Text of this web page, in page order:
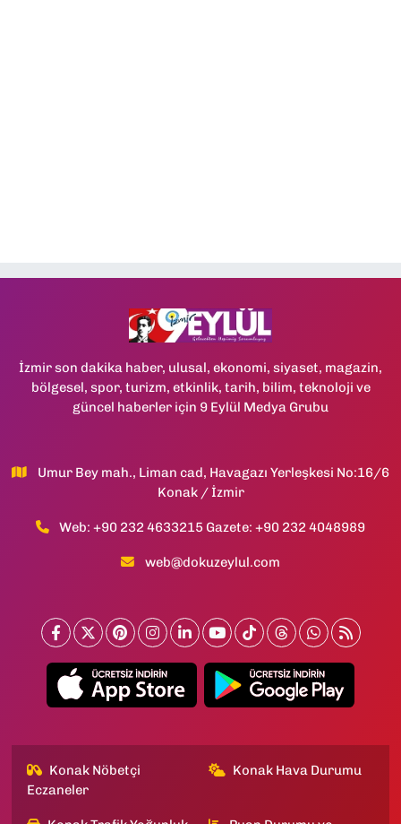
İzmir son dakika haber, ulusal, ekonomi, siyaset, magazin,
bölgesel, spor, turizm, etkinlik, tarih, bilim, teknoloji ve
güncel haberler için 9 Eylül Medya Grubu
Umur Bey mah., Liman cad, Havagazı Yerleşkesi No:16/6
Konak / İzmir
Web: +90 232 4633215 Gazete: +90 232 4048989
web@dokuzeylul.com
Konak Nöbetçi
Eczaneler
Konak Hava Durumu